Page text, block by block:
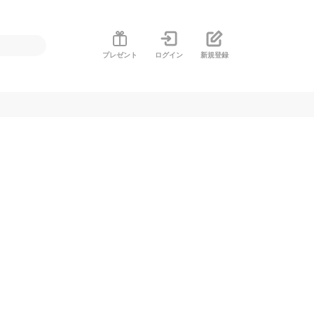
プレゼント ログイン 新規登録